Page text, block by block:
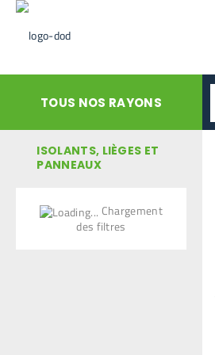
TOUS NOS RAYONS
ISOLANTS, LIÈGES ET
PANNEAUX
Chargement
des filtres